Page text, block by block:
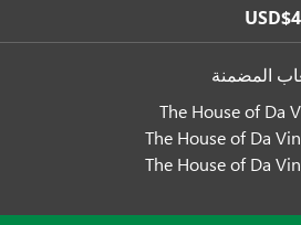
المضمنة
The House of Da
The House of Da
The House of Da